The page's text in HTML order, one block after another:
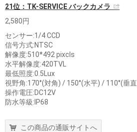
21位：TK-SERVICE バックカメラ
2,580円
センサー:1/4 CCD
信号方式:NTSC
解像度:510*492 pixcls
水平解像度:420TVL
最低照度:0.5Lux
視野角:170°(対角) / 150°(水平) / 110°(垂
操作電圧:DC12V
防水等級:IP68
この商品の通販サイトへ